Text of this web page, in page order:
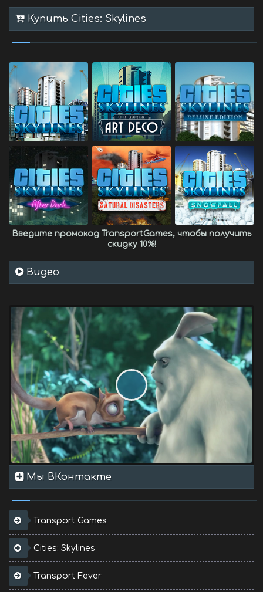
Купить Cities: Skylines
Введите промокод TransportGames, чтобы получить
скидку 10%!
Видео
Мы ВКонтакте
Transport Games
Cities: Skylines
Transport Fever